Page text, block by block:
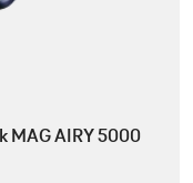
MAG AIRY 5000